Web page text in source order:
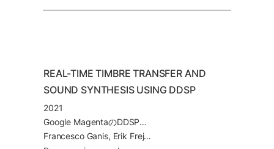
REAL-TIME TIMBRE TRANSFER AND
SOUND SYNTHESIS USING DDSP
2021
Google MagentaのDDSPをリアルタイムに動かせるプラグイン
Francesco Ganis, Erik Frej Knudesn, Søren V. K. Lyster, Robin Otterbein, David Südholt, Cumhur Erkut (2021)